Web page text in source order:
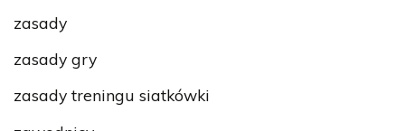
zasady
zasady gry
zasady treningu siatkówki